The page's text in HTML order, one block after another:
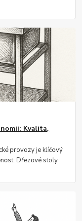
Kvalita,
provozy je klíčový
Dřezové stoly